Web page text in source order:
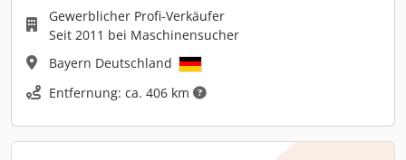
Gewerblicher Profi-Verkäufer
Seit 2011 bei Maschinensucher
Bayern Deutschland
Entfernung: ca. 406 km